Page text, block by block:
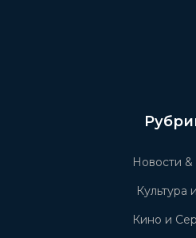
Новости
Культура
Кино и